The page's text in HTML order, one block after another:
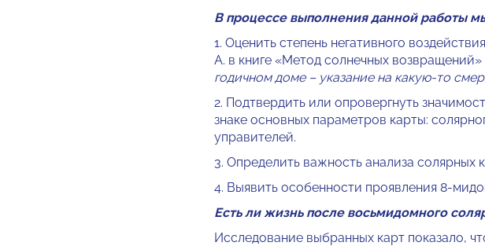
В процессе выполнения данной работы
1. Оценить степень негативного
А. в книге «Метод солнечных
годичном доме – указание на какую-то
2. Подтвердить или опровергнуть
знаке основных параметров карты:
управителей.
3. Определить важность анализа солярных
4. Выявить особенности проявления 8-
Есть ли жизнь после восьмидомного
Исследование выбранных карт показало,